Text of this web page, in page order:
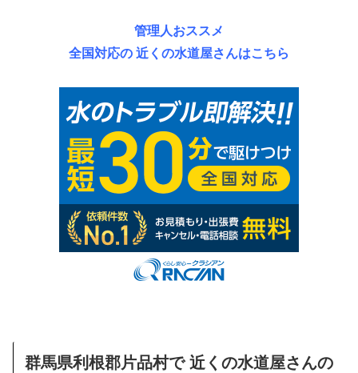
管理人おススメ
全国対応の 近くの水道屋さんはこちら
群馬県利根郡片品村で 近くの水道屋さんの